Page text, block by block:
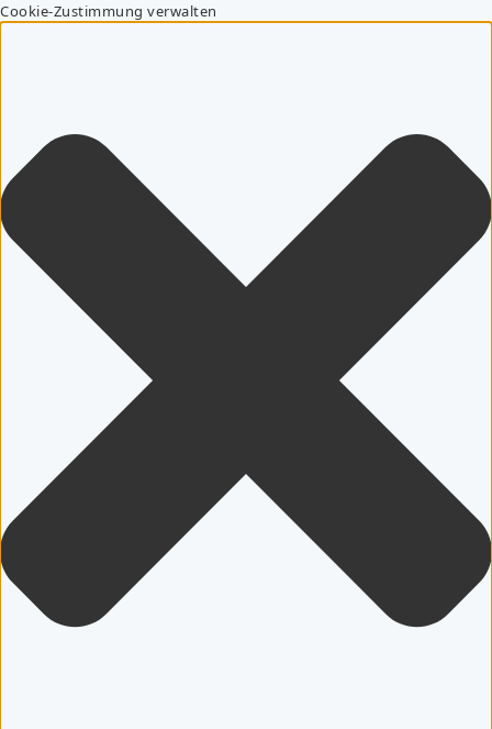
Cookie-Zustimmung verwalten